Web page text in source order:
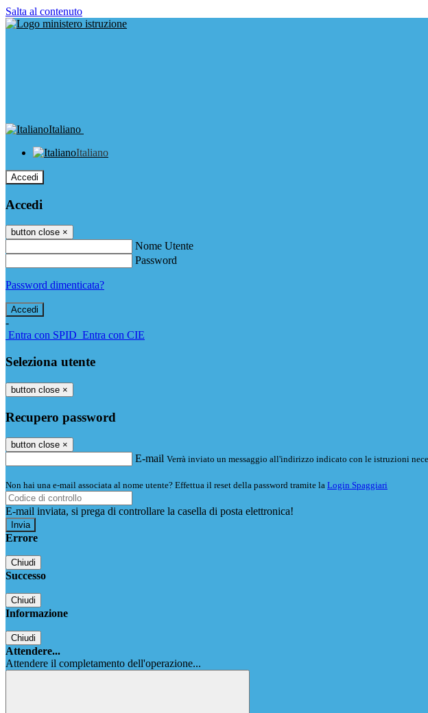
Salta al contenuto
Italiano
Italiano
Accedi
Accedi
button close ×
Nome Utente
Password
Password dimenticata?
-
Entra con SPID Entra con CIE
Seleziona utente
button close ×
Recupero password
button close ×
E-mail Verrà inviato un messaggio all'indirizzo indicato con le istruzioni
Non hai una e-mail associata al nome utente? Effettua il reset della password tramite la Login Spaggiari
E-mail inviata, si prega di controllare la casella di posta elettronica!
Errore
Chiudi
Successo
Chiudi
Informazione
Chiudi
Attendere...
Attendere il completamento dell'operazione...